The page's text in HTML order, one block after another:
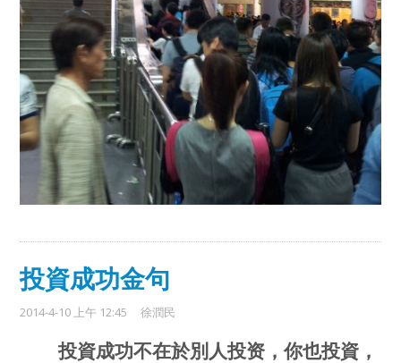
投資成功金句
2014-4-10 上午 12:45 徐潤民
投資成功不在於別人投资，你也投資，